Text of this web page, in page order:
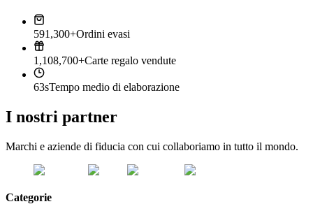
591,300+Ordini evasi
1,108,700+Carte regalo vendute
63sTempo medio di elaborazione
I nostri partner
Marchi e aziende di fiducia con cui collaboriamo in tutto il mondo.
Categorie